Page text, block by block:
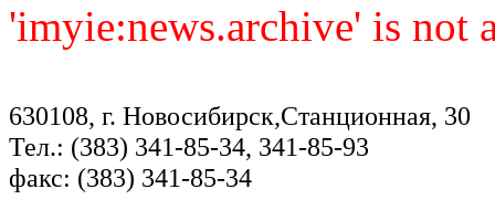
'imyie:news.archive' is not
630108, г. Новосибирск,Станционная, 30
Тел.: (383) 341-85-34, 341-85-93
факс: (383) 341-85-34